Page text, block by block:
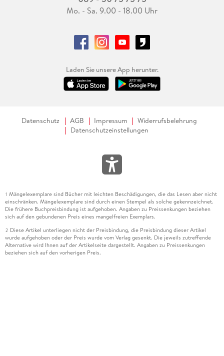
Mo. - Sa. 9.00 - 18.00 Uhr
Laden Sie unsere App herunter.
Datenschutz AGB Impressum
Widerrufsbelehrung
Datenschutzeinstellungen
1 Mängelexemplare sind Bücher mit leichten Beschädigungen, die das Lesen aber nicht
einschränken. Mängelexemplare sind durch einen Stempel als solche gekennzeichnet.
Die frühere Buchpreisbindung ist aufgehoben. Angaben zu Preissenkungen beziehen
sich auf den gebundenen Preis eines mangelfreien Exemplars.
2 Diese Artikel unterliegen nicht der Preisbindung, die Preisbindung dieser Artikel
wurde aufgehoben oder der Preis wurde vom Verlag gesenkt. Die jeweils zutreffende
Alternative wird Ihnen auf der Artikelseite dargestellt. Angaben zu Preissenkungen
beziehen sich auf den vorherigen Preis.